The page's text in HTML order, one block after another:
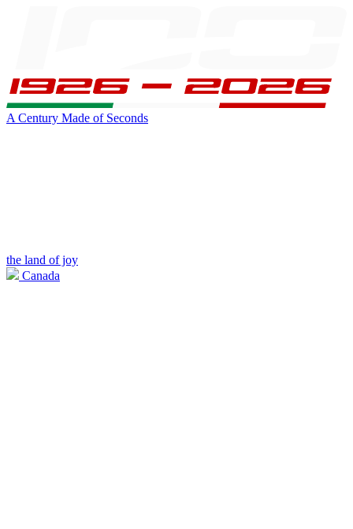
A Century Made of Seconds
the land of joy
Canada